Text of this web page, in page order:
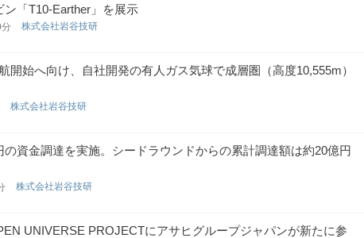
「T10-Earther」を展示
株式会社岩谷技研
開始へ向け、自社開発の有人ガス気球で成層圏（高度10,555m）
株式会社岩谷技研
資金調達を実施。シードラウンドからの累計調達額は約20億円
株式会社岩谷技研
UNIVERSE PROJECTにアサヒグループジャパンが新たに参